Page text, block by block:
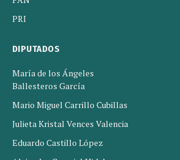
PRI
DIPUTADOS
María de los Ángeles
Ballesteros García
Mario Miguel Carrillo Cubillas
Julieta Kristal Vences Valencia
Eduardo Castillo López